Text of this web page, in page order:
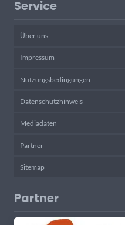
Service
Über uns
Impressum
Nutzungsbedingungen
Datenschutzhinweis
Mediadaten
Partner
Sitemap
Partner